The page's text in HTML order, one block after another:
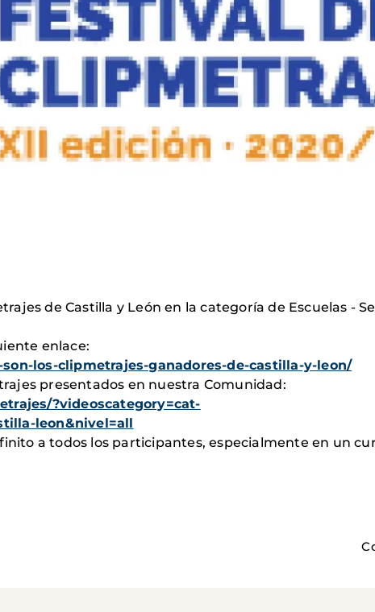
de Castilla y León en la categoría de Escuelas -
enlace:
los-clipmetrajes-ganadores-de-castilla-y-leon/
presentados en nuestra Comunidad:
?videoscategory=cat-
leon&nivel=all
a todos los participantes, especialmente en un